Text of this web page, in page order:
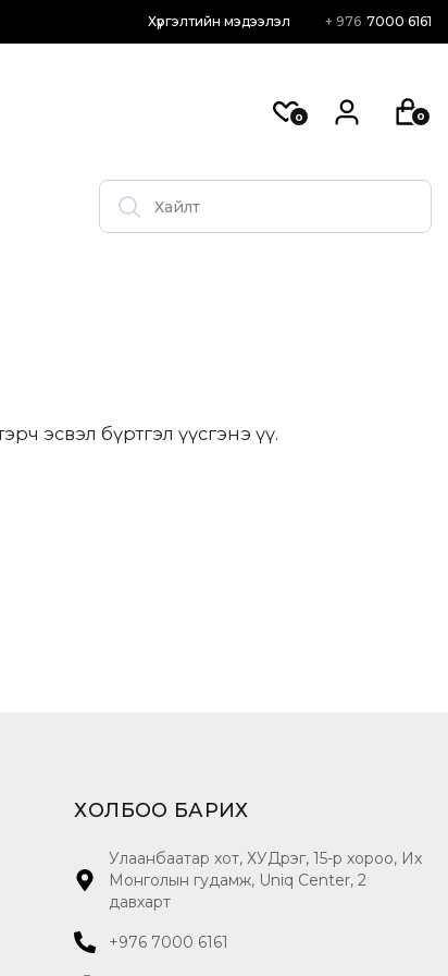
Хүргэлтийн мэдээлэл + 976 7000 6161
0 0
эсвэл бүртгэл үүсгэнэ үү.
ХОЛБОО БАРИХ
Улаанбаатар хот, ХУДүүрэг, 15-р хороо, Их
Монголын гудамж, Uniq Center, 2
давхарт
+976 7000 6161